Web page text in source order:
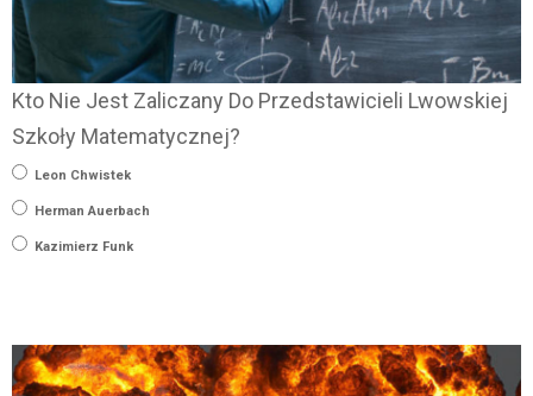
Kto Nie Jest Zaliczany Do Przedstawicieli Lwowskiej
Szkoły Matematycznej?
Leon Chwistek
Herman Auerbach
Kazimierz Funk